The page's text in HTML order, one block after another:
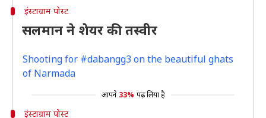
इंस्टाग्राम पोस्ट
सलमान ने शेयर की तस्वीर
Shooting for #dabangg3 on the beautiful ghats
of Narmada
आपने 33% पढ़ लिया है
इंस्टाग्राम पोस्ट